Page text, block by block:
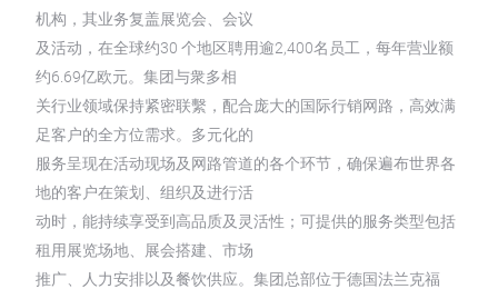
机构，其业务复盖展览会、会议
及活动，在全球约30 个地区聘用逾2,400名员工，每年营业额
约6.69亿欧元。集团与衆多相
关行业领域保持紧密联繫，配合庞大的国际行销网路，高效满
足客户的全方位需求。多元化的
服务呈现在活动现场及网路管道的各个环节，确保遍布世界各
地的客户在策划、组织及进行活
动时，能持续享受到高品质及灵活性；可提供的服务类型包括
租用展览场地、展会搭建、市场
推广、人力安排以及餐饮供应。集团总部位于德国法兰克福